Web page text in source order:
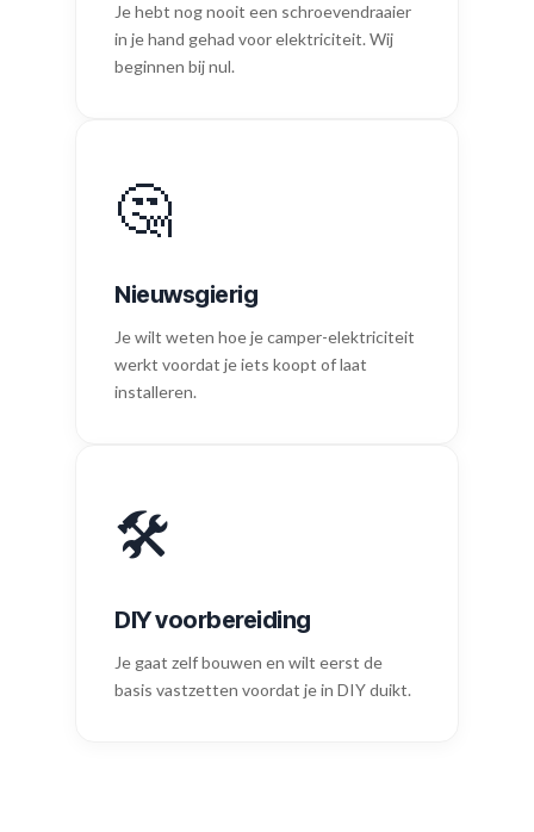
Je hebt nog nooit een schroevendraaier
in je hand gehad voor elektriciteit. Wij
beginnen bij nul.
🤔
Nieuwsgierig
Je wilt weten hoe je camper-elektriciteit
werkt voordat je iets koopt of laat
installeren.
🛠️
DIY voorbereiding
Je gaat zelf bouwen en wilt eerst de
basis vastzetten voordat je in DIY duikt.